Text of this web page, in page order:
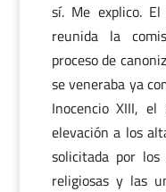
sí. Me explico.
reunida la
proceso de
se veneraba ya
Inocencio XIII,
elevación a los
solicitada por los
religiosas y las